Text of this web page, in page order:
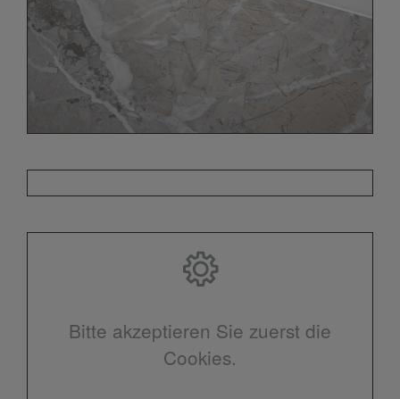
Bitte akzeptieren Sie zuerst die
Cookies.